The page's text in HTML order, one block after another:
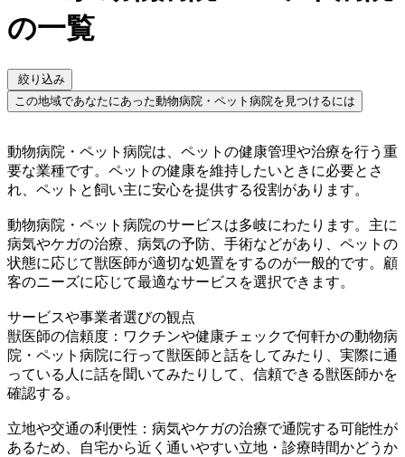
の一覧
絞り込み
この地域であなたにあった動物病院・ペット病院を見つけるには
動物病院・ペット病院は、ペットの健康管理や治療を行う重
要な業種です。ペットの健康を維持したいときに必要とさ
れ、ペットと飼い主に安心を提供する役割があります。
動物病院・ペット病院のサービスは多岐にわたります。主に
病気やケガの治療、病気の予防、手術などがあり、ペットの
状態に応じて獣医師が適切な処置をするのが一般的です。顧
客のニーズに応じて最適なサービスを選択できます。
サービスや事業者選びの観点
獣医師の信頼度：ワクチンや健康チェックで何軒かの動物病
院・ペット病院に行って獣医師と話をしてみたり、実際に通
っている人に話を聞いてみたりして、信頼できる獣医師かを
確認する。
立地や交通の利便性：病気やケガの治療で通院する可能性が
あるため、自宅から近く通いやすい立地・診療時間かどうか